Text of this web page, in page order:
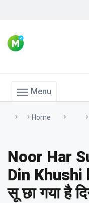
Menu
Home
Noor Har
Din Khushi
सू छा गया है